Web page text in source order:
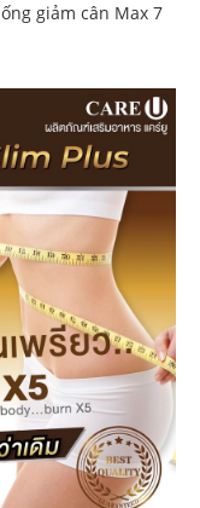
giảm cân Max 7